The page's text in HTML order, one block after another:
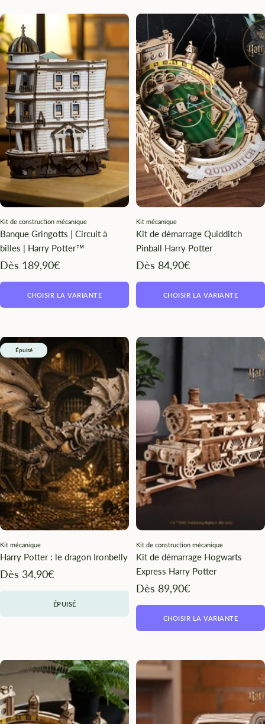
Kit de construction mécanique
Banque Gringotts | Circuit à
billes | Harry Potter™
Angebotspreis
Dès 189,90€
CHOISIR LA VARIANTE
Kit mécanique
Kit de démarrage Quidditch
Pinball Harry Potter
Angebotspreis
Dès 84,90€
CHOISIR LA VARIANTE
Épuisé
Kit mécanique
Harry Potter : le dragon Ironbelly
Angebotspreis
Dès 34,90€
ÉPUISÉ
Kit de construction mécanique
Kit de démarrage Hogwarts
Express Harry Potter
Angebotspreis
Dès 89,90€
CHOISIR LA VARIANTE